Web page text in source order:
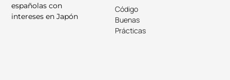
españolas con
intereses en Japón
Código
Buenas
Prácticas